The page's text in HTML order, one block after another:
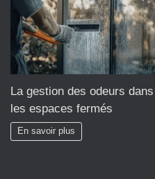
La gestion des odeurs dans
les espaces fermés
En savoir plus